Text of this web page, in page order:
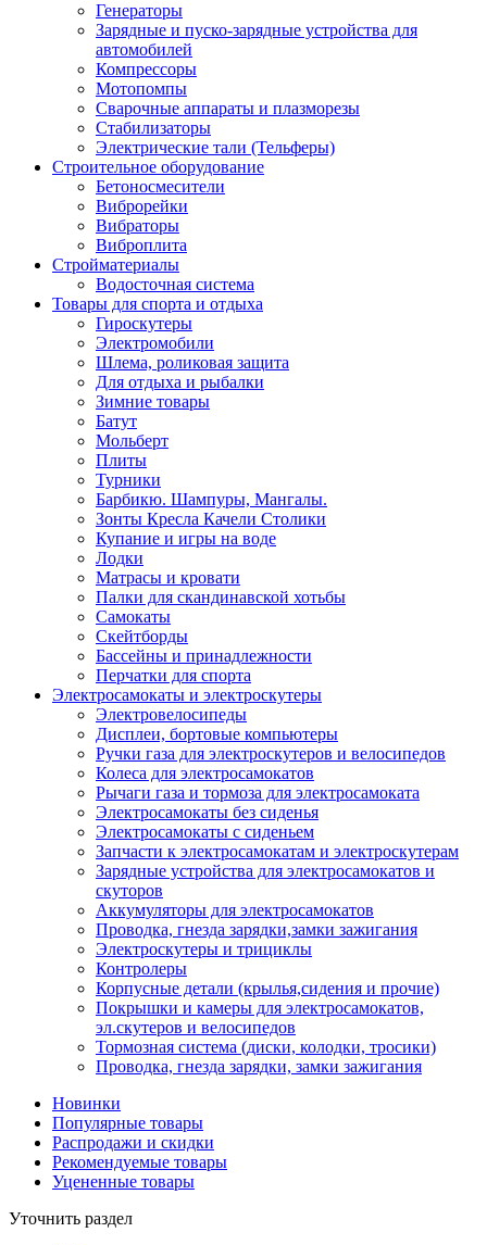
Генераторы
Зарядные и пуско-зарядные устройства для
автомобилей
Компрессоры
Мотопомпы
Сварочные аппараты и плазморезы
Стабилизаторы
Электрические тали (Тельферы)
Строительное оборудование
Бетоносмесители
Виброрейки
Вибраторы
Виброплита
Стройматериалы
Водосточная система
Товары для спорта и отдыха
Гироскутеры
Электромобили
Шлема, роликовая защита
Для отдыха и рыбалки
Зимние товары
Батут
Мольберт
Плиты
Турники
Барбикю. Шампуры, Мангалы.
Зонты Кресла Качели Столики
Купание и игры на воде
Лодки
Матрасы и кровати
Палки для скандинавской хотьбы
Самокаты
Скейтборды
Бассейны и принадлежности
Перчатки для спорта
Электросамокаты и электроскутеры
Электровелосипеды
Дисплеи, бортовые компьютеры
Ручки газа для электроскутеров и велосипедов
Колеса для электросамокатов
Рычаги газа и тормоза для электросамоката
Электросамокаты без сиденья
Электросамокаты с сиденьем
Запчасти к электросамокатам и электроскутерам
Зарядные устройства для электросамокатов и
скуторов
Аккумуляторы для электросамокатов
Проводка, гнезда зарядки,замки зажигания
Электроскутеры и трициклы
Контролеры
Корпусные детали (крылья,сидения и прочие)
Покрышки и камеры для электросамокатов,
эл.скутеров и велосипедов
Тормозная система (диски, колодки, тросики)
Проводка, гнезда зарядки, замки зажигания
Новинки
Популярные товары
Распродажи и скидки
Рекомендуемые товары
Уцененные товары
Уточнить раздел